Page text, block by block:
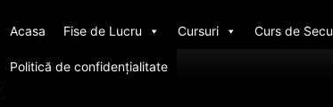
Acasa Fise de Lucru Cursuri Curs de
Politică de confidențialitate